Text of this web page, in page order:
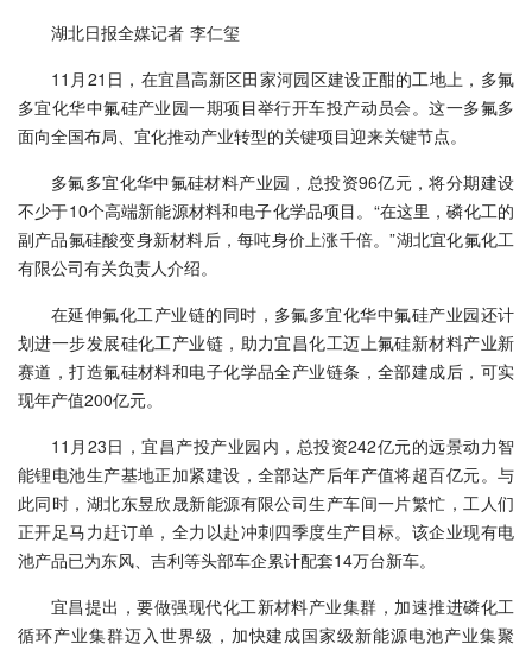
湖北日报全媒记者 李仁玺
11月21日，在宜昌高新区田家河园区建设正酣的工地上，多氟
多宜化华中氟硅产业园一期项目举行开车投产动员会。这一多氟多
面向全国布局、宜化推动产业转型的关键项目迎来关键节点。
多氟多宜化华中氟硅材料产业园，总投资96亿元，将分期建设
不少于10个高端新能源材料和电子化学品项目。“在这里，磷化工的
副产品氟硅酸变身新材料后，每吨身价上涨千倍。”湖北宜化氟化工
有限公司有关负责人介绍。
在延伸氟化工产业链的同时，多氟多宜化华中氟硅产业园还计
划进一步发展硅化工产业链，助力宜昌化工迈上氟硅新材料产业新
赛道，打造氟硅材料和电子化学品全产业链条，全部建成后，可实
现年产值200亿元。
11月23日，宜昌产投产业园内，总投资242亿元的远景动力智
能锂电池生产基地正加紧建设，全部达产后年产值将超百亿元。与
此同时，湖北东昱欣晟新能源有限公司生产车间一片繁忙，工人们
正开足马力赶订单，全力以赴冲刺四季度生产目标。该企业现有电
池产品已为东风、吉利等头部车企累计配套14万台新车。
宜昌提出，要做强现代化工新材料产业集群，加速推进磷化工
循环产业集群迈入世界级，加快建成国家级新能源电池产业集聚